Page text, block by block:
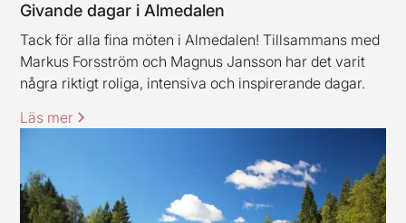
Givande dagar i Almedalen
Tack för alla fina möten i Almedalen! Tillsammans med
Markus Forsström och Magnus Jansson har det varit
några riktigt roliga, intensiva och inspirerande dagar.
Läs mer